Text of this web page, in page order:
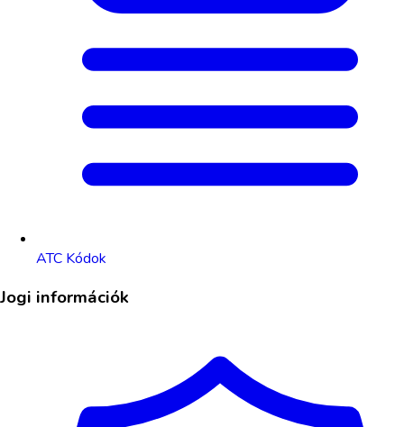
ATC Kódok
Jogi információk